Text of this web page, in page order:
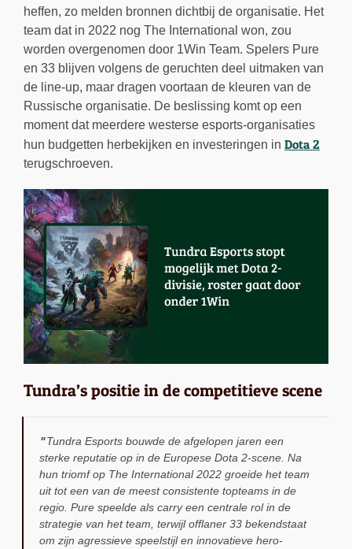
heffen, zo melden bronnen dichtbij de organisatie. Het
team dat in 2022 nog The International won, zou
worden overgenomen door 1Win Team. Spelers Pure
en 33 blijven volgens de geruchten deel uitmaken van
de line-up, maar dragen voortaan de kleuren van de
Russische organisatie. De beslissing komt op een
moment dat meerdere westerse esports-organisaties
hun budgetten herbekijken en investeringen in Dota 2
terugschroeven.
Tundra’s positie in de competitieve scene
Tundra Esports bouwde de afgelopen jaren een
sterke reputatie op in de Europese Dota 2-scene. Na
hun triomf op The International 2022 groeide het team
uit tot een van de meest consistente topteams in de
regio. Pure speelde als carry een centrale rol in de
strategie van het team, terwijl offlaner 33 bekendstaat
om zijn agressieve speelstijl en innovatieve hero-